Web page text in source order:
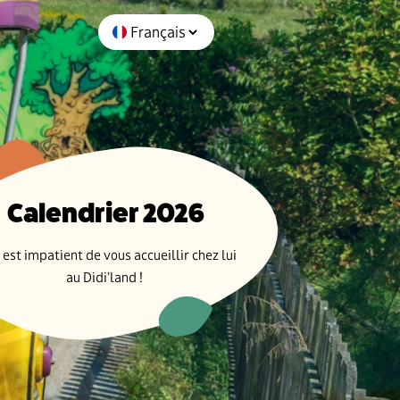
Calendrier 2026
impatient de vous accueillir chez lui
au Didi’land !